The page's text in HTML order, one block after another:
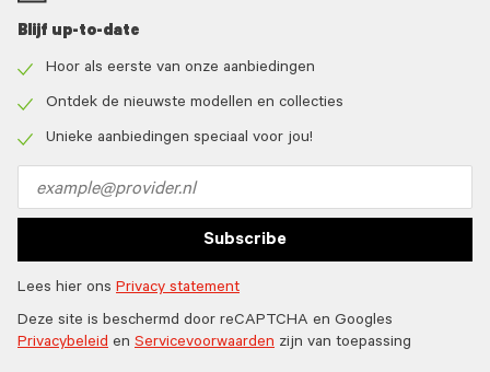
Blijf up-to-date
icon
Hoor als eerste van onze aanbiedingen
icon
Ontdek de nieuwste modellen en collecties
Unieke aanbiedingen speciaal voor jou!
address
Subscribe
Lees hier ons Privacy statement
Deze site is beschermd door reCAPTCHA en Googles
Privacybeleid en Servicevoorwaarden zijn van toepassing